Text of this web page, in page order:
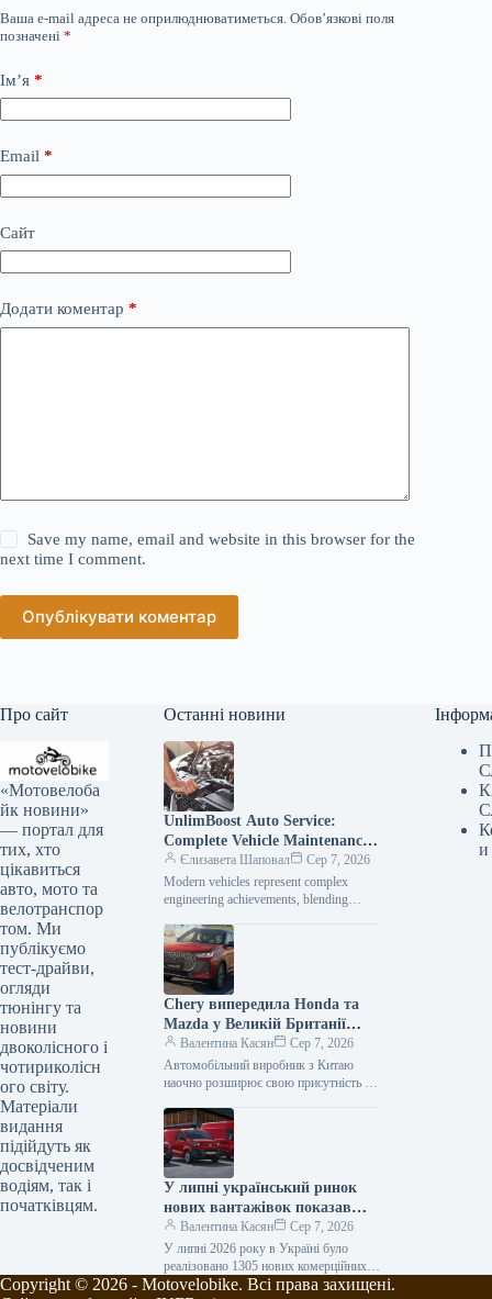
Ваша e-mail адреса не оприлюднюватиметься. Обов’язкові поля
позначені *
Ім’я *
Email *
Сайт
Додати коментар *
Save my name, email and website in this browser for the
next time I comment.
Опублікувати коментар
Про сайт
«Мотовелоба
йк новини»
— портал для
тих, хто
цікавиться
авто, мото та
велотранспор
том. Ми
публікуємо
тест-драйви,
огляди
тюнінгу та
новини
двоколісного і
чотириколісн
ого світу.
Матеріали
видання
підійдуть як
досвідченим
водіям, так і
початківцям.
Останні новини
UnlimBoost Auto Service:
Complete Vehicle Maintenance
& ECU Tuning
Єлизавета Шаповал
Сер 7, 2026
Modern vehicles represent complex
engineering achievements, blending
with intricate electronic management
systems. When searching for specialized
car…
Chery випередила Honda та
Mazda у Великій Британії
лише за рік після своєї появи
на ринку.
Валентина Касян
Сер 7, 2026
Автомобільний виробник з Китаю
наочно розширює свою присутність на
відсоткову частку менш ніж за 12
місяців від…
У липні український ринок
нових вантажівок показав
зростання продажів на 34
відсотки.
Валентина Касян
Сер 7, 2026
У липні 2026 року в Україні було
реалізовано 1305 нових комерційних
транспортних засобів, що включають
и
Copyright © 2026 - Motovelobike. Всі права захищені.